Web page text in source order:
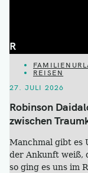
R
CATEGORIES
REISEN
27. JULI 2026
Robinson
zwischen
Manchmal gibt es
der Ankunft weiß,
so ging es uns im